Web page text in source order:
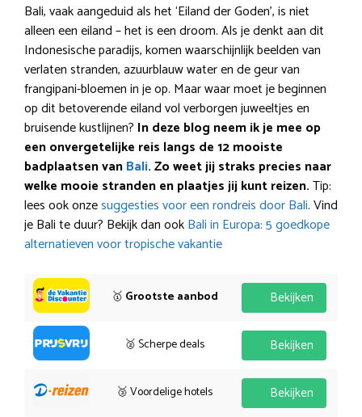
Bali, vaak aangeduid als het ‘Eiland der Goden’, is niet
alleen een eiland – het is een droom. Als je denkt aan dit
Indonesische paradijs, komen waarschijnlijk beelden van
verlaten stranden, azuurblauw water en de geur van
frangipani-bloemen in je op. Maar waar moet je beginnen
op dit betoverende eiland vol verborgen juweeltjes en
bruisende kustlijnen? In deze blog neem ik je mee op
een onvergetelijke reis langs de 12 mooiste
badplaatsen vanBali. Zo weet jij straks precies naar
welke mooie stranden en plaatjes jij kunt reizen.Tip:
lees ook onzesuggesties voor een rondreis door Bali. Vind
je Bali te duur? Bekijk dan ookBali in Europa: 5 goedkope
alternatieven voor tropische vakantie
🥇 Grootste aanbod Bekijken
🥈 Scherpe deals Bekijken
🥉 Voordelige hotels Bekijken